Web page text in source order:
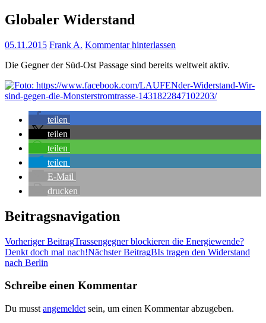
Glo­ba­ler Widerstand
05.11.2015 Frank A. Kommentar hinterlassen
Die Geg­ner der Süd-Ost Pas­sa­ge sind bereits welt­weit aktiv.
tei­len
tei­len
tei­len
tei­len
E‑Mail
dru­cken
Beitragsnavigation
Vorheriger BeitragTras­sen­geg­ner blo­ckie­ren die Ener­gie­wen­de?
Denkt doch mal nach!Nächster BeitragBIs tra­gen den Wider­stand
nach Berlin
Schreibe einen Kommentar
Du musst angemeldet sein, um einen Kommentar abzugeben.